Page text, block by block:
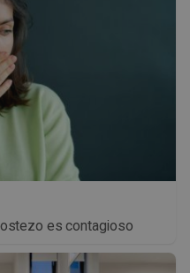
es contagioso